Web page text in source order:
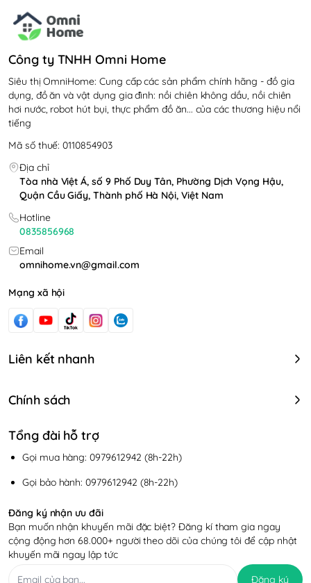
Công ty TNHH Omni Home
Siêu thị OmniHome: Cung cấp các sản phẩm chính hãng - đồ gia
dụng, đồ ăn và vật dụng gia đình: nồi chiên không dầu, nồi chiên
hơi nước, robot hút bụi, thực phẩm đồ ăn... của các thương hiệu nổi
tiếng
Mã số thuế: 0110854903
Địa chỉ
Tòa nhà Việt Á, số 9 Phố Duy Tân, Phường Dịch Vọng Hậu,
Quận Cầu Giấy, Thành phố Hà Nội, Việt Nam
Hotline
0835856968
Email
omnihome.vn@gmail.com
Mạng xã hội
Liên kết nhanh
Chính sách
Tổng đài hỗ trợ
Gọi mua hàng: 0979612942 (8h-22h)
Gọi bảo hành: 0979612942 (8h-22h)
Đăng ký nhận ưu đãi
Bạn muốn nhận khuyến mãi đặc biệt? Đăng kí tham gia ngay
cộng động hơn 68.000+ người theo dõi của chúng tôi để cập nhật
khuyến mãi ngay lập tức
Đăng ký